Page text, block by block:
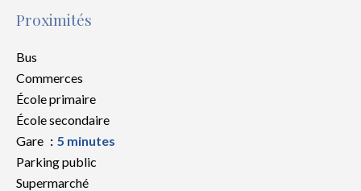
Proximités
Bus
Commerces
École primaire
École secondaire
Gare
5 minutes
Parking public
Supermarché